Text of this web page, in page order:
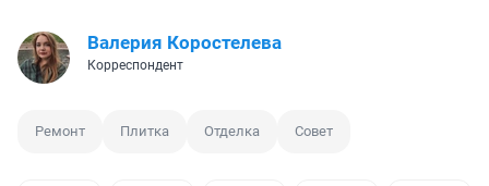
Валерия Коростелева
Корреспондент
Ремонт Плитка Отделка Совет